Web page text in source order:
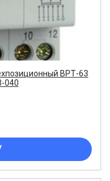
ВРТ-63
040